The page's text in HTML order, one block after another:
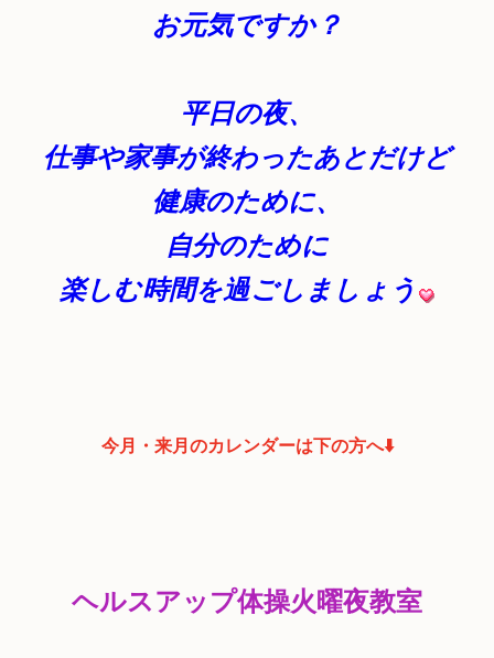
お元気ですか？
平日の夜、
仕事や家事が終わったあとだけど
健康のために、
自分のために
楽しむ時間を過ごしましょう
今月・来月のカレンダーは下の方へ⬇️
ヘルスアップ体操火曜夜教室